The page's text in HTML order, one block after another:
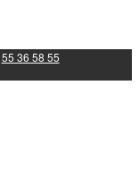
55 36 58 55